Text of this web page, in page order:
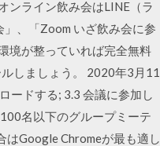
ンライン飲み会はLINE（ラ
、「Zoom いざ飲み会に参
境が整っていれば完全無料
しましょう。 2020年3月11
ードする; 3.3 会議に参加し
名以下のグループミーテ
Google Chromeが最も適し